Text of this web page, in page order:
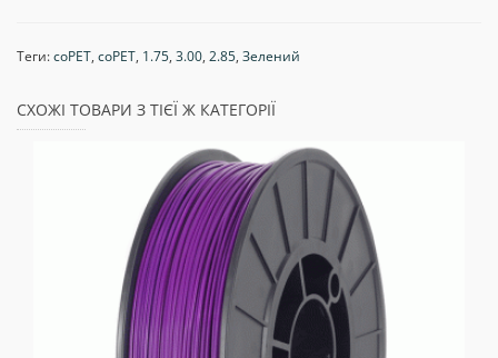
Теги:соРЕТ, coPET, 1.75, 3.00, 2.85, Зелений
СХОЖІ ТОВАРИ З ТІЄЇ Ж КАТЕГОРІЇ